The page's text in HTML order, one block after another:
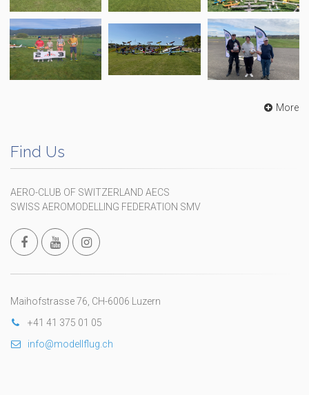
More
Find Us
AERO-CLUB OF SWITZERLAND AECS
SWISS AEROMODELLING FEDERATION SMV
Maihofstrasse 76, CH-6006 Luzern
+41 41 375 01 05
info@modellflug.ch